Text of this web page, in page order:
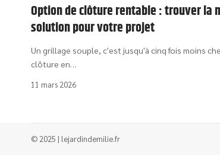
Option de clôture rentable : trouver la
solution pour votre projet
Un grillage souple, c'est jusqu'à cinq fois moins
clôture en…
11 mars 2026
© 2025 | lejardindemilie.fr